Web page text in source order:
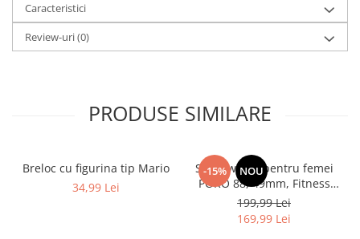
Design Elegant si Confortabil
indiferent de vreme sau activitate.
Caracteristici
Review-uri(0)
PRODUSE SIMILARE
Breloc cu figurina tip Mario
34,99 Lei
-15% NOU
Smartwatch pentru femei
PORO 88, 49mm, Fitness
Tracker, Heart Rate, SpO2,
110+Sports
199,99 Lei
169,99 Lei